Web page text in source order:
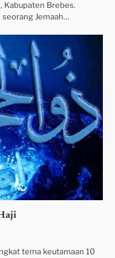
Kabupaten Brebes.
seorang Jemaah…
tema keutamaan 10